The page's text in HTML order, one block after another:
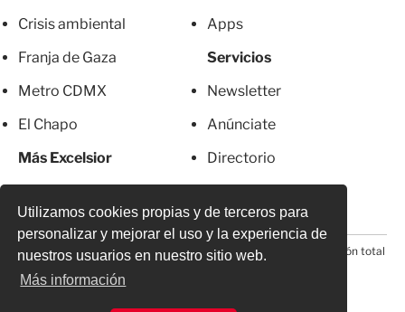
Utilizamos cookies propias y de terceros para
personalizar y mejorar el uso y la experiencia de
nuestros usuarios en nuestro sitio web.
Más información
Crisis ambiental
Franja de Gaza
Metro CDMX
El Chapo
Más Excelsior
Apps
Servicios
Newsletter
Anúnciate
Directorio
© 2026 Todos los derechos reservados. Prohibida la reproducción total
o parcial, incluyendo cualquier medio electrónico*